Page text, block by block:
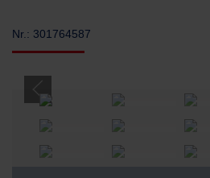
Nr.: 301764587